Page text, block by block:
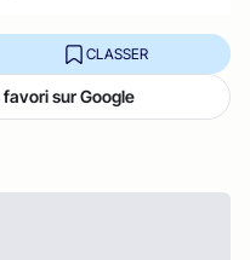
CLASSER
sur Google